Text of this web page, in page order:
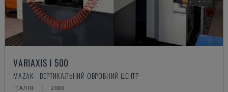
VARIAXIS I 500
MAZAK - ВЕРТИКАЛЬНИЙ ОБРОБНИЙ ЦЕНТР
ІТАЛІЯ 2006